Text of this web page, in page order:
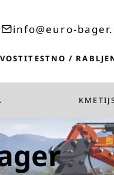
info@euro-
TESTNO /